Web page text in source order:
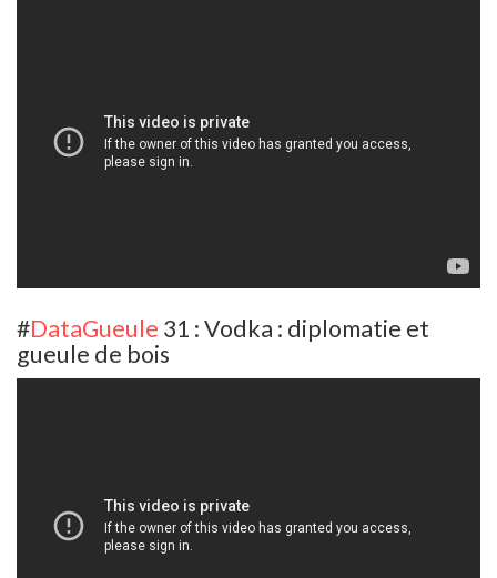
#DataGueule 31 : Vodka : diplomatie et
gueule de bois